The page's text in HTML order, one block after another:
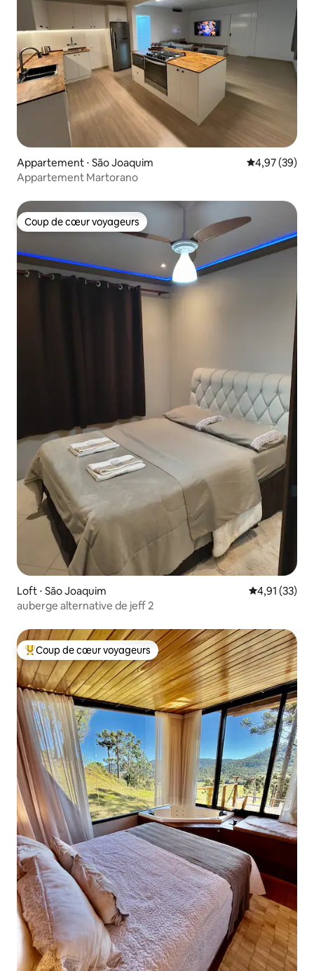
Appartement ⋅ São Joaquim Évaluation
4,97 (39)
Appartement Martorano
Coup de cœur voyageurs
Coup de cœur voyageurs
Loft ⋅ São Joaquim Évaluation
4,91 (33)
auberge alternative de jeff 2
Coups de cœur voyageurs les plus appréciés
Coup de cœur voyageurs